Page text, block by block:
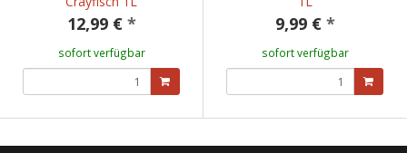
12,99 € *
sofort verfügbar
9,99 € *
sofort verfügbar